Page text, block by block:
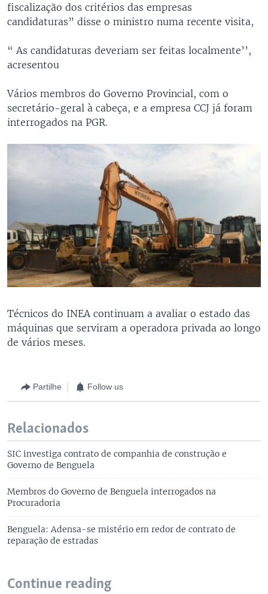
fiscalização dos critérios das empresas
candidaturas” disse o ministro numa recente visita,
“ As candidaturas deveriam ser feitas localmente’’,
acresentou
Vários membros do Governo Provincial, com o
secretário-geral à cabeça, e a empresa CCJ já foram
interrogados na PGR.
Técnicos do INEA continuam a avaliar o estado das
máquinas que serviram a operadora privada ao longo
de vários meses.
Partilhe Follow us
Relacionados
SIC investiga contrato de companhia de construção e
Governo de Benguela
Membros do Governo de Benguela interrogados na
Procuradoria
Benguela: Adensa-se mistério em redor de contrato de
reparação de estradas
Continue reading